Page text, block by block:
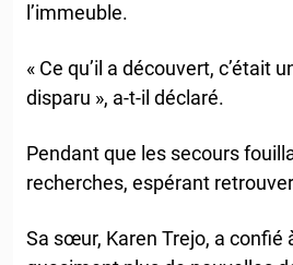
l’immeuble.
« Ce qu’il a découvert,
disparu », a-t-il déclaré.
Pendant que les secours
recherches, espérant
Sa sœur, Karen Trejo, a confié